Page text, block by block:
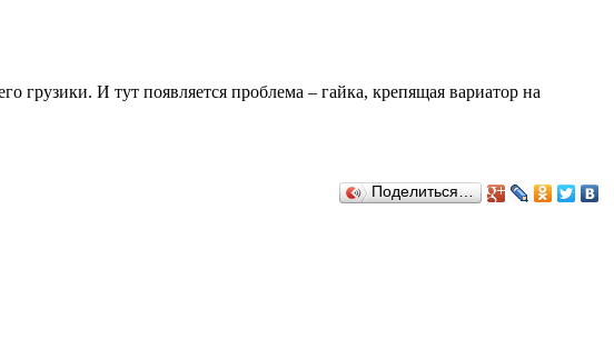
грузики. И тут появляется проблема – гайка, крепящая вариатор на
Поделиться…